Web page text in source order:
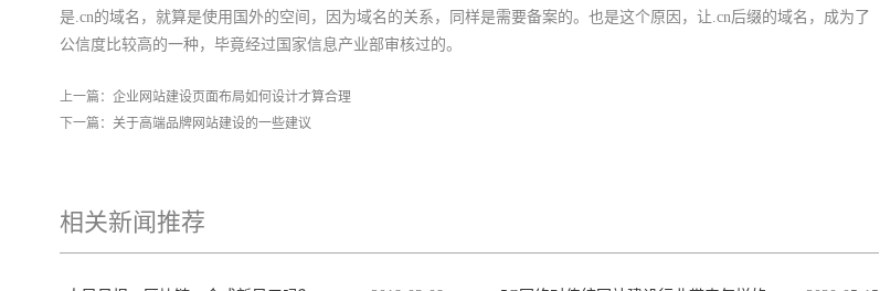
是.cn的域名，就算是使用国外的空间，因为域名的关系，同样是需要备案的。也是这个原因，让.cn后缀的域名，成为了
公信度比较高的一种，毕竟经过国家信息产业部审核过的。
上一篇： 企业网站建设页面布局如何设计才算合理
下一篇： 关于高端品牌网站建设的一些建议
相关新闻推荐